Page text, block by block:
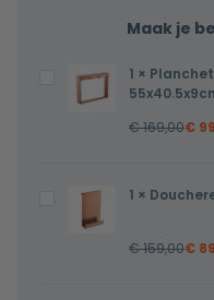
Maak je
Planchet
Guido
Douchewand
55x40.5x9cm
1 ×
€169,00€
Doucherek
25x40cm
1 ×
€159,00€